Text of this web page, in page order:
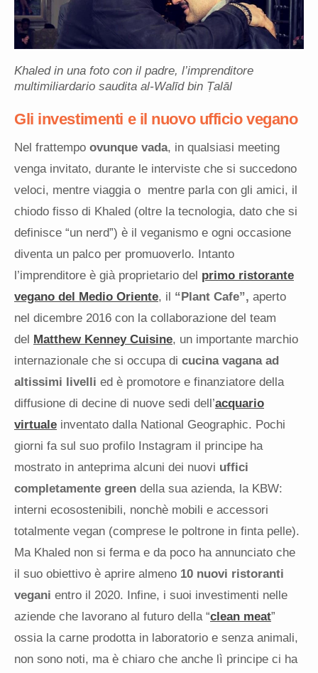
Khaled in una foto con il padre, l’imprenditore
multimiliardario saudita al-Walīd bin Ṭalāl
Gli investimenti e il nuovo ufficio vegano
Nel frattempo ovunque vada, in qualsiasi meeting
venga invitato, durante le interviste che si succedono
veloci, mentre viaggia o mentre parla con gli amici, il
chiodo fisso di Khaled (oltre la tecnologia, dato che si
definisce “un nerd”) è il veganismo e ogni occasione
diventa un palco per promuoverlo. Intanto
l’imprenditore è già proprietario del primo ristorante
vegano del Medio Oriente, il “Plant Cafe”, aperto
nel dicembre 2016 con la collaborazione del team
del
Matthew Kenney Cuisine, un importante marchio
internazionale che si occupa di cucina vagana ad
altissimi livelli ed è promotore e finanziatore della
diffusione di decine di nuove sedi dell’acquario
virtuale inventato dalla National Geographic. Pochi
giorni fa sul suo profilo Instagram il principe ha
mostrato in anteprima alcuni dei nuovi uffici
completamente green della sua azienda, la KBW:
interni ecosostenibili, nonchè mobili e accessori
totalmente vegan (comprese le poltrone in finta pelle).
Ma Khaled non si ferma e da poco ha annunciato che
il suo obiettivo è aprire almeno 10 nuovi ristoranti
vegani entro il 2020. Infine, i suoi investimenti nelle
aziende che lavorano al futuro della “clean meat”
ossia la carne prodotta in laboratorio e senza animali,
non sono noti, ma è chiaro che anche lì principe ci ha